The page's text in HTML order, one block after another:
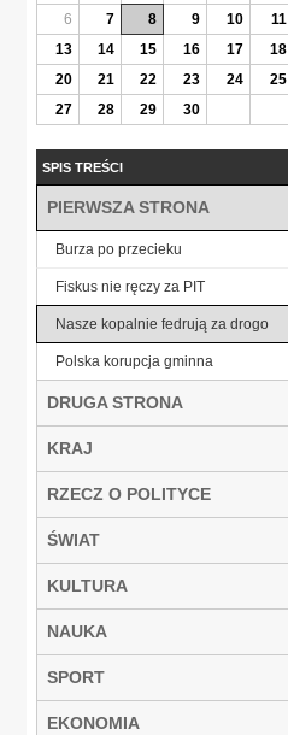
6
7 8 9 10 11
13
14 15 16 17 18
20
21 22 23 24 25
27
28 29 30
SPIS TREŚCI
PIERWSZA STRONA
Burza po przecieku
Fiskus nie ręczy za PIT
Nasze kopalnie fedrują za drogo
Polska korupcja gminna
DRUGA STRONA
KRAJ
RZECZ O POLITYCE
ŚWIAT
KULTURA
NAUKA
SPORT
EKONOMIA